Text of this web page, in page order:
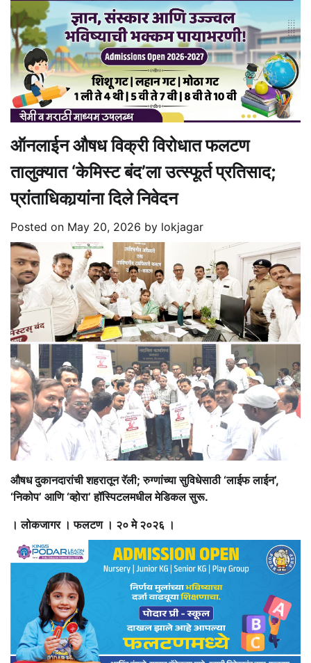
ऑनलाईन औषध विक्री विरोधात फलटण
तालुक्यात ‘केमिस्ट बंद’ला उत्स्फूर्त प्रतिसाद;
प्रांताधिकार्‍यांना दिले निवेदन
Posted on May 20, 2026 by lokjagar
औषध दुकानदारांची शहरातून रॅली; रुग्णांच्या सुविधेसाठी ‘लाईफ लाईन’,
‘निकोप’ आणि ‘व्होरा’ हॉस्पिटलमधील मेडिकल सुरू.
। लोकजागर । फलटण । २० मे २०२६ ।